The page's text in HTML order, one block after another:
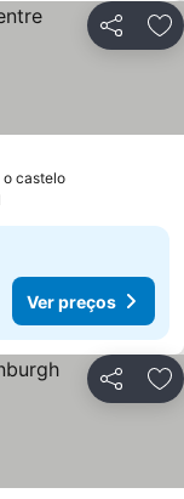
Partilhar
o castelo
Ver preços
Partilhar